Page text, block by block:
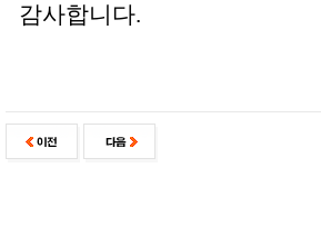
감사합니다.